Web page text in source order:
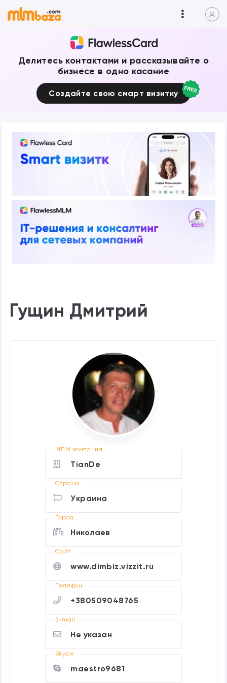
Делитесь контактами и рассказывайте о
бизнесе в одно касание
Создайте свою смарт визитку
Гущин Дмитрий
МЛМ компания
TianDe
Страна
Украина
Город
Николаев
Cайт
www.dimbiz.vizzit.ru
Телефон
+380509048765
E-mail
Не указан
Skype
maestro9681